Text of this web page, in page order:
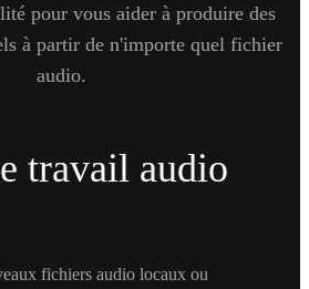
pour vous aider à produire des
à partir de n'importe quel fichier
audio.
travail audio
fichiers audio locaux ou